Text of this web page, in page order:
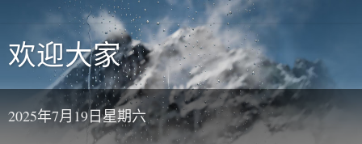
欢迎大家
2025年7月19日星期六